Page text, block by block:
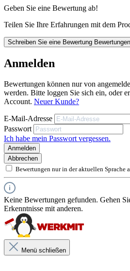
Sie entbinden nicht davon, unsere Produkte
prüfen.
Maßband Länge / Bandbreite: 5m /
Geben Sie eine Bewertung ab!
Teilen Sie Ihre Erfahrungen mit dem
Schreiben Sie eine Bewertung
Anmelden
Bewertungen können nur von
werden. Bitte loggen Sie sich ein, oder
Account. Neuer Kunde?
E-Mail-Adresse
Passwort
Ich habe mein Passwort vergessen.
Anmelden
Abbrechen
Bewertungen nur in der aktuellen Sprache
Keine Bewertungen gefunden. Gehen
Erkenntnisse mit anderen.
Menü schließen